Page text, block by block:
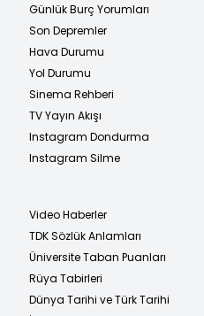
Günlük Burç Yorumları
Son Depremler
Hava Durumu
Yol Durumu
Sinema Rehberi
TV Yayın Akışı
Instagram Dondurma
Instagram Silme
Video Haberler
TDK Sözlük Anlamları
Üniversite Taban Puanları
Rüya Tabirleri
Dünya Tarihi ve Türk Tarihi